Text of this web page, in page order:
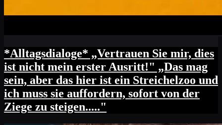
*Alltagsdialoge* „Vertrauen Sie mir, dies
ist nicht mein erster Ausritt!" „Das mag
sein, aber das hier ist ein Streichelzoo und
ich muss sie auffordern, sofort von der
Ziege zu steigen....."